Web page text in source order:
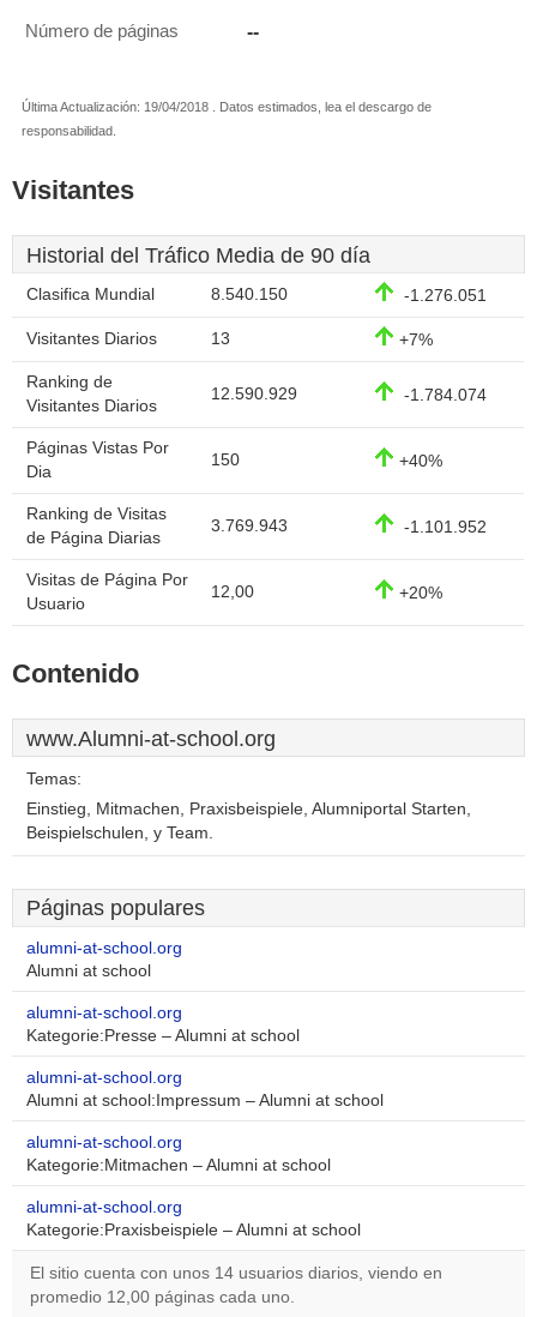
Número de páginas --
Última Actualización: 19/04/2018 . Datos estimados, lea el descargo de
responsabilidad.
Visitantes
Historial del Tráfico Media de 90 día
Clasifica Mundial 8.540.150 -1.276.051
Visitantes Diarios 13 +7%
Ranking de
Visitantes Diarios
12.590.929 -1.784.074
Páginas Vistas Por
Dia
150 +40%
Ranking de Visitas
de Página Diarias
3.769.943 -1.101.952
Visitas de Página Por
Usuario
12,00 +20%
Contenido
www.Alumni-at-school.org
Temas:
Einstieg, Mitmachen, Praxisbeispiele, Alumniportal Starten,
Beispielschulen, y Team.
Páginas populares
alumni-at-school.org
Alumni at school
alumni-at-school.org
Kategorie:Presse – Alumni at school
alumni-at-school.org
Alumni at school:Impressum – Alumni at school
alumni-at-school.org
Kategorie:Mitmachen – Alumni at school
alumni-at-school.org
Kategorie:Praxisbeispiele – Alumni at school
El sitio cuenta con unos 14 usuarios diarios, viendo en
promedio 12,00 páginas cada uno.